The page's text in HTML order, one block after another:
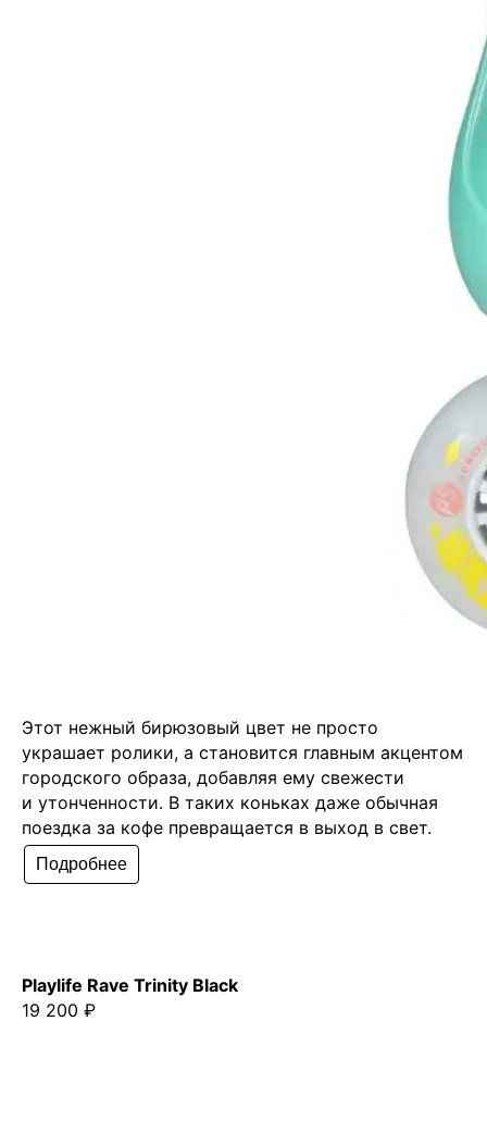
Этот нежный бирюзовый цвет не просто
украшает ролики, а становится главным акцентом
городского образа, добавляя ему свежести
и утонченности. В таких коньках даже обычная
поездка за кофе превращается в выход в свет.
Подробнее
Playlife Rave Trinity Black
19 200 ₽